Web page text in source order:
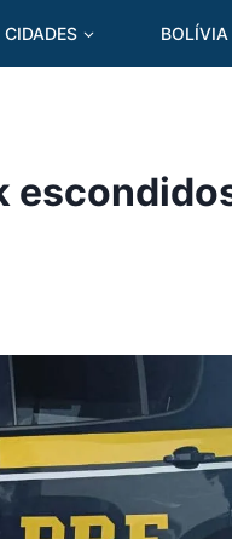
CIDADES BOLÍVIA